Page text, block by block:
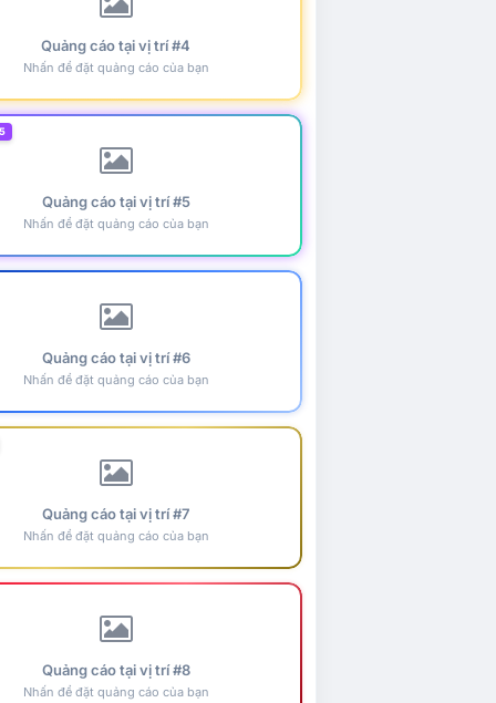
Quảng cáo tại vị trí #4
Nhấn để đặt quảng cáo của bạn
Quảng cáo tại vị trí #5
Nhấn để đặt quảng cáo của bạn
Quảng cáo tại vị trí #6
Nhấn để đặt quảng cáo của bạn
Quảng cáo tại vị trí #7
Nhấn để đặt quảng cáo của bạn
Quảng cáo tại vị trí #8
Nhấn để đặt quảng cáo của bạn